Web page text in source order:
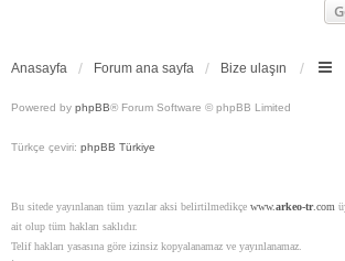
Anasayfa Forum ana sayfa Bize ulaşın
Powered by phpBB® Forum Software © phpBB Limited
Türkçe çeviri: phpBB Türkiye
Bu sitede yayınlanan tüm yazılar aksi belirtilmedikçe www.arkeo-tr.com
ait olup tüm hakları saklıdır.
Telif hakları yasasına göre izinsiz kopyalanamaz ve yayınlanamaz.